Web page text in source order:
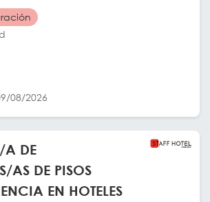
08/2026
A DE
AS DE PISOS
EN HOTELES